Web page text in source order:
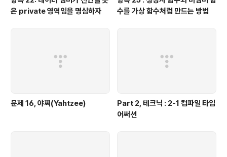
은 private 영역임을 명심하자
수를 가상 함수처럼 만드는 방법
문제 16, 야찌(Yahtzee)
Part 2, 테크닉 : 2-1 컴파일 타임
어써션